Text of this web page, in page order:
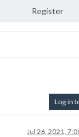
Register
Log in
Jul 26, 2021,